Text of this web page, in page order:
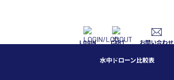
LOGIN CART お問い合わせ
水中ドローン比較表